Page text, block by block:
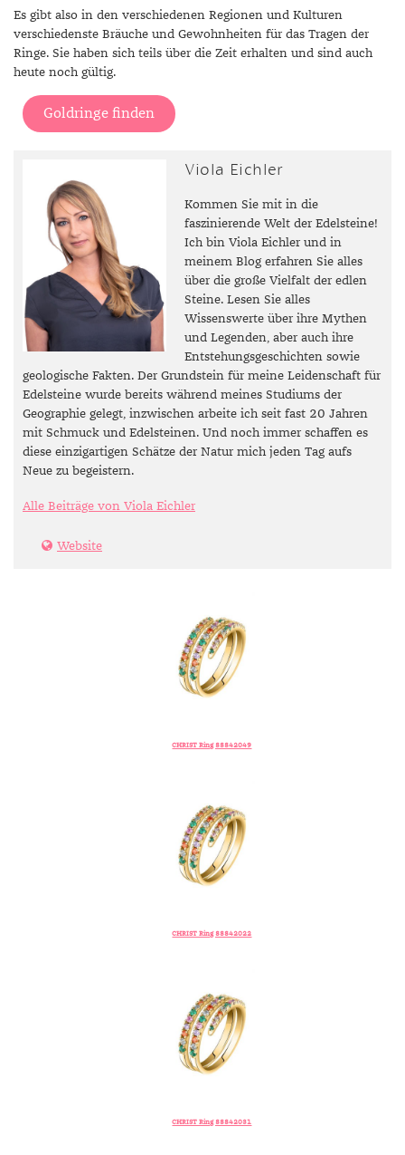
Es gibt also in den verschiedenen Regionen und Kulturen
verschiedenste Bräuche und Gewohnheiten für das Tragen der
Ringe. Sie haben sich teils über die Zeit erhalten und sind auch
heute noch gültig.
Goldringe finden
Viola Eichler
Kommen Sie mit in die
faszinierende Welt der Edelsteine!
Ich bin Viola Eichler und in
meinem Blog erfahren Sie alles
über die große Vielfalt der edlen
Steine. Lesen Sie alles
Wissenswerte über ihre Mythen
und Legenden, aber auch ihre
Entstehungsgeschichten sowie
geologische Fakten. Der Grundstein für meine Leidenschaft für
Edelsteine wurde bereits während meines Studiums der
Geographie gelegt, inzwischen arbeite ich seit fast 20 Jahren
mit Schmuck und Edelsteinen. Und noch immer schaffen es
diese einzigartigen Schätze der Natur mich jeden Tag aufs
Neue zu begeistern.
Alle Beiträge von Viola Eichler
Website
CHRIST Ring 88842049
CHRIST Ring 88842022
CHRIST Ring 88842031